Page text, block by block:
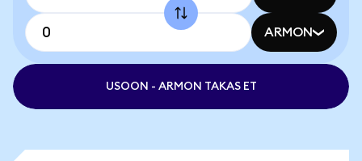
ARMON
USOON - ARMON TAKAS ET